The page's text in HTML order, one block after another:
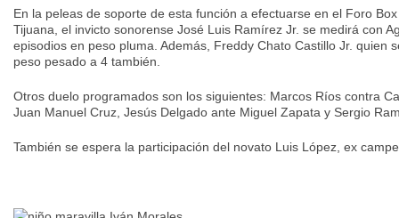
En la peleas de soporte de esta función a efectuarse en el Foro
Tijuana, el invicto sonorense José Luis Ramírez Jr. se medirá con
episodios en peso pluma. Además, Freddy Chato Castillo Jr. quien
peso pesado a 4 también.
Otros duelo programados son los siguientes: Marcos Ríos contra
Juan Manuel Cruz, Jesús Delgado ante Miguel Zapata y Sergio
También se espera la participación del novato Luis López, ex